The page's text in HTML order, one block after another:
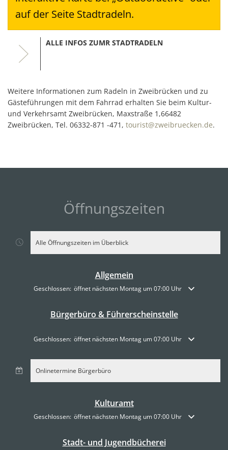
auf der Seite Stadtradeln.
ALLE INFOS ZUMR STADTRADELN
Weitere Informationen zum Radeln in Zweibrücken und zu
Gästeführungen mit dem Fahrrad erhalten Sie beim Kultur-
und Verkehrsamt Zweibrücken, Maxstraße 1,66482
Zweibrücken, Tel. 06332-871 -471, tourist@zweibruecken.de.
Öffnungszeiten
Alle Öffnungszeiten im Überblick
Allgemein
Klicken, um weitere Öffnungs- oder Schließzeiten auszublenden
Geschlossen: öffnet nächsten Montag um 07:00 Uhr
Bürgerbüro & Führerscheinstelle
Klicken, um weitere Öffnungs- oder Schließzeiten auszublenden
Geschlossen: öffnet nächsten Montag um 07:00 Uhr
Onlinetermine Bürgerbüro
Kulturamt
Klicken, um weitere Öffnungs- oder Schließzeiten auszublenden
Geschlossen: öffnet nächsten Montag um 07:00 Uhr
Stadt- und Jugendbücherei